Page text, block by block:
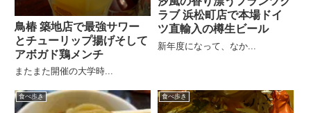
鳥椿 築地店で最強サワー
とチューリップ揚げそして
アボガド鶏メンチ
またまた開催の大学時...
ラブ 浜松町店で本場ドイ
ツ直輸入の樽生ビール
新年度になって、なか...
食べ歩き 食べ歩き